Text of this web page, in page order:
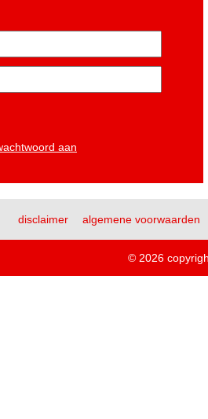
aan
disclaimer algemene voorwaarden
© 2026